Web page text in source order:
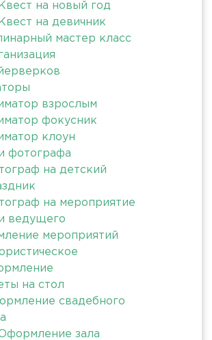
Квест на новый год
Квест на девичник
мастер класс
взрослым
фокусник
клоун
фотографа
на детский
на мероприятие
ведущего
мероприятий
на стол
свадебного
зала